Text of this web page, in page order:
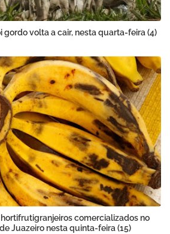
gordo volta a cair, nesta quarta-feira (4)
comercializados no
Juazeiro nesta quinta-feira (15)